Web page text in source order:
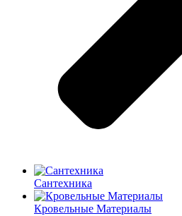
Сантехника
Кровельные Материалы